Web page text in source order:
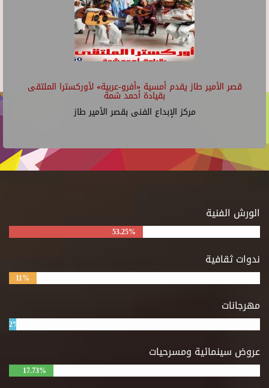
قصر الأمير طاز يقدم أمسية «أفرو-عربية» لأوركسترا الملتقى
بقيادة أحمد شمة
مركز الإبداع الفنى بقصر الأمير طاز
الورش الفنية
53.25%
ندوات ثقافية
11%
مهرجانات
2%
عروض سينمائية ومسرحيات
17.73%